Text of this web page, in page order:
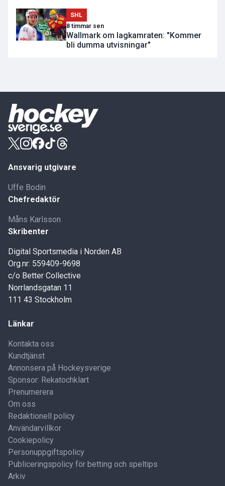
SHL
8 timmar sen
Wallmark om lagkamraten: "Kommer
bli dumma utvisningar"
Ansvarig utgivare
Uffe Bodin
Chefredaktör
Måns Karlsson
Skribenter
Digital Sportsmedia i Norden AB
Org.nr: 559409-9698
c/o Better Collective
Norrlandsgatan 11
111 43 Stockholm
Länkar
Kontakta oss
Kundtjänst
Annonsera på Hockeysverige
Sponsor: Rekatochklart
Prenumerera
Om oss
Redaktionell policy
Användarvillkor
Cookiepolicy
Personuppgiftspolicy
Publiceringspolicy för betting och speltips
Arkiv